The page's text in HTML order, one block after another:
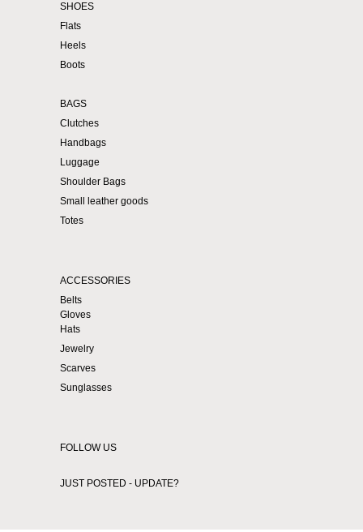
SHOES
Flats
Heels
Boots
BAGS
Clutches
Handbags
Luggage
Shoulder Bags
Small leather goods
Totes
ACCESSORIES
Belts
Gloves
Hats
Jewelry
Scarves
Sunglasses
FOLLOW US
JUST POSTED - UPDATE?